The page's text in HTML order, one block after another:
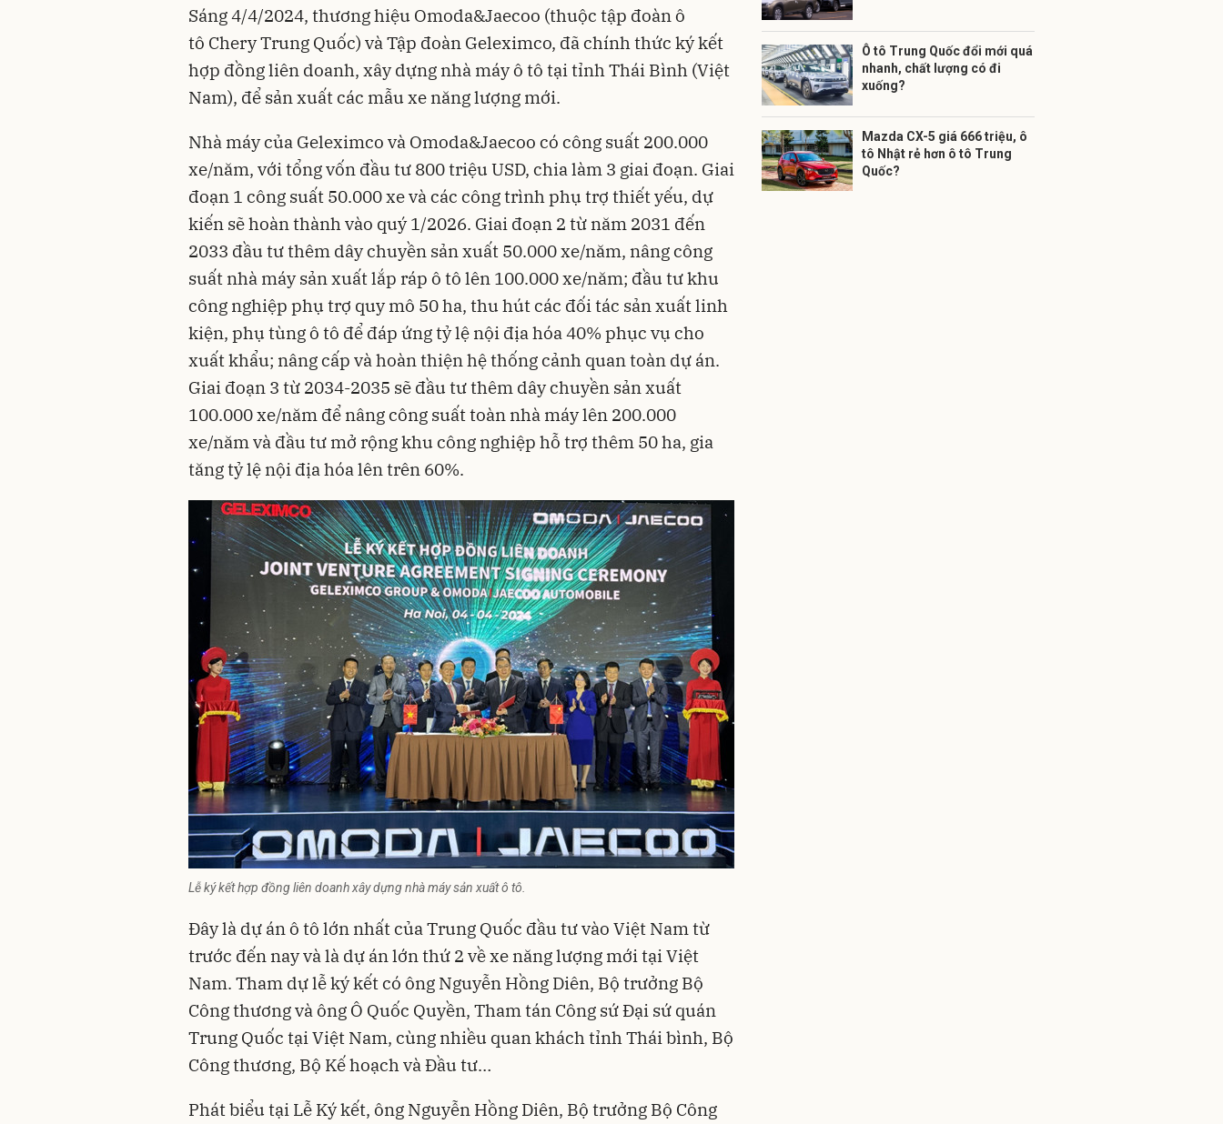
Sáng 4/4/2024, thương hiệu Omoda&Jaecoo (thuộc tập đoàn ô
tô Chery Trung Quốc) và Tập đoàn Geleximco, đã chính thức ký kết
hợp đồng liên doanh, xây dựng nhà máy ô tô tại tỉnh Thái Bình (Việt
Nam), để sản xuất các mẫu xe năng lượng mới.
Nhà máy của Geleximco và Omoda&Jaecoo có công suất 200.000
xe/năm, với tổng vốn đầu tư 800 triệu USD, chia làm 3 giai đoạn. Giai
đoạn 1 công suất 50.000 xe và các công trình phụ trợ thiết yếu, dự
kiến sẽ hoàn thành vào quý 1/2026. Giai đoạn 2 từ năm 2031 đến
2033 đầu tư thêm dây chuyền sản xuất 50.000 xe/năm, nâng công
suất nhà máy sản xuất lắp ráp ô tô lên 100.000 xe/năm; đầu tư khu
công nghiệp phụ trợ quy mô 50 ha, thu hút các đối tác sản xuất linh
kiện, phụ tùng ô tô để đáp ứng tỷ lệ nội địa hóa 40% phục vụ cho
xuất khẩu; nâng cấp và hoàn thiện hệ thống cảnh quan toàn dự án.
Giai đoạn 3 từ 2034-2035 sẽ đầu tư thêm dây chuyền sản xuất
100.000 xe/năm để nâng công suất toàn nhà máy lên 200.000
xe/năm và đầu tư mở rộng khu công nghiệp hỗ trợ thêm 50 ha, gia
tăng tỷ lệ nội địa hóa lên trên 60%.
Lễ ký kết hợp đồng liên doanh xây dựng nhà máy sản xuất ô tô.
Đây là dự án ô tô lớn nhất của Trung Quốc đầu tư vào Việt Nam từ
trước đến nay và là dự án lớn thứ 2 về xe năng lượng mới tại Việt
Nam. Tham dự lễ ký kết có ông Nguyễn Hồng Diên, Bộ trưởng Bộ
Công thương và ông Ô Quốc Quyền, Tham tán Công sứ Đại sứ quán
Trung Quốc tại Việt Nam, cùng nhiều quan khách tỉnh Thái bình, Bộ
Công thương, Bộ Kế hoạch và Đầu tư…
Phát biểu tại Lễ Ký kết, ông Nguyễn Hồng Diên, Bộ trưởng Bộ Công
Ô tô Trung Quốc đổi mới quá
nhanh, chất lượng có đi
xuống?
Mazda CX-5 giá 666 triệu, ô
tô Nhật rẻ hơn ô tô Trung
Quốc?